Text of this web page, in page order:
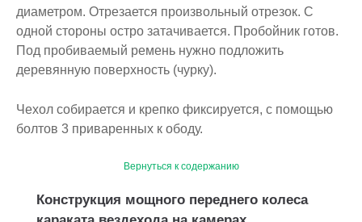
диаметром. Отрезается произвольный отрезок. С
одной стороны остро затачивается. Пробойник готов.
Под пробиваемый ремень нужно подложить
деревянную поверхность (чурку).
Чехол собирается и крепко фиксируется, с помощью
болтов 3 приваренных к ободу.
Вернуться к содержанию
Конструкция мощного переднего колеса